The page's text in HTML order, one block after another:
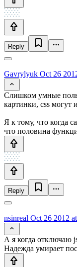
Reply
Gavrylyuk Oct 26
Слишком умные
картинки, css могут
Я к тому, что когда
что половина
Reply
nsinreal Oct 26 2012
А я когда отключаю
Надежда умирает